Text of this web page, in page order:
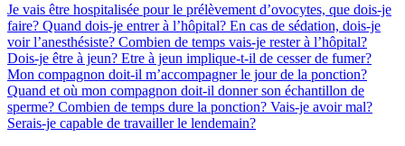
Je vais être hospitalisée pour le prélèvement d’ovocytes, que dois-je
faire? Quand dois-je entrer à l’hôpital? En cas de sédation, dois-je
voir l’anesthésiste? Combien de temps vais-je rester à l’hôpital?
Dois-je être à jeun? Etre à jeun implique-t-il de cesser de fumer?
Mon compagnon doit-il m’accompagner le jour de la ponction?
Quand et où mon compagnon doit-il donner son échantillon de
sperme? Combien de temps dure la ponction? Vais-je avoir mal?
Serais-je capable de travailler le lendemain?